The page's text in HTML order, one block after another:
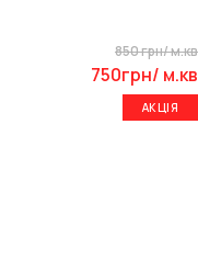
850 грн/ м.кв
750грн/ м.кв
АКЦІЯ